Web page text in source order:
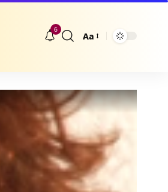
6
Größenänderung
Aa